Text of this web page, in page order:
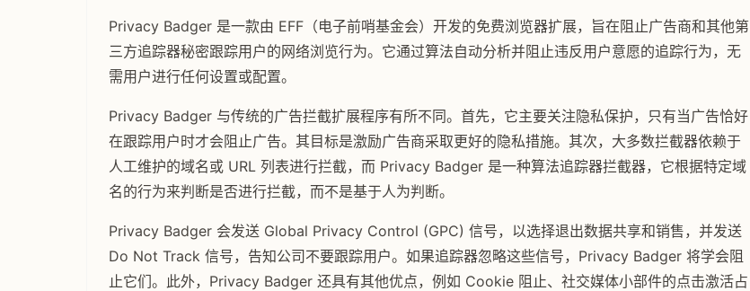
Privacy Badger 是一款由 EFF（电子前哨基金会）开发的免费浏览器扩展，旨在阻止广告商和其他第
三方追踪器秘密跟踪用户的网络浏览行为。它通过算法自动分析并阻止违反用户意愿的追踪行为，无
需用户进行任何设置或配置。
Privacy Badger 与传统的广告拦截扩展程序有所不同。首先，它主要关注隐私保护，只有当广告恰好
在跟踪用户时才会阻止广告。其目标是激励广告商采取更好的隐私措施。其次，大多数拦截器依赖于
人工维护的域名或 URL 列表进行拦截，而 Privacy Badger 是一种算法追踪器拦截器，它根据特定域
名的行为来判断是否进行拦截，而不是基于人为判断。
Privacy Badger 会发送 Global Privacy Control (GPC) 信号，以选择退出数据共享和销售，并发送
Do Not Track 信号，告知公司不要跟踪用户。如果追踪器忽略这些信号，Privacy Badger 将学会阻
止它们。此外，Privacy Badger 还具有其他优点，例如 Cookie 阻止、社交媒体小部件的点击激活占